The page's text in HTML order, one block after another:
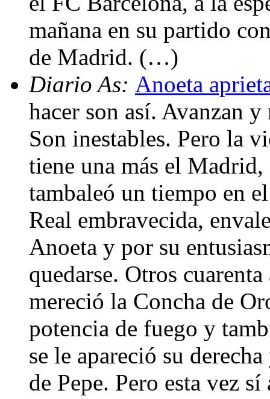
mañana en su partido
de Madrid. (…)
Diario As: Anoeta
hacer son así. Avanzan
Son inestables. Pero la
tiene una más el
tambaleó un tiempo en
Real embravecida,
Anoeta y por su
quedarse. Otros
mereció la Concha de
potencia de fuego y
se le apareció su
de Pepe. Pero esta vez